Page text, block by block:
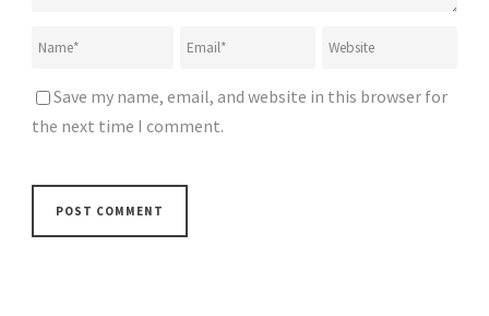
Save my name, email, and website in this browser for
the next time I comment.